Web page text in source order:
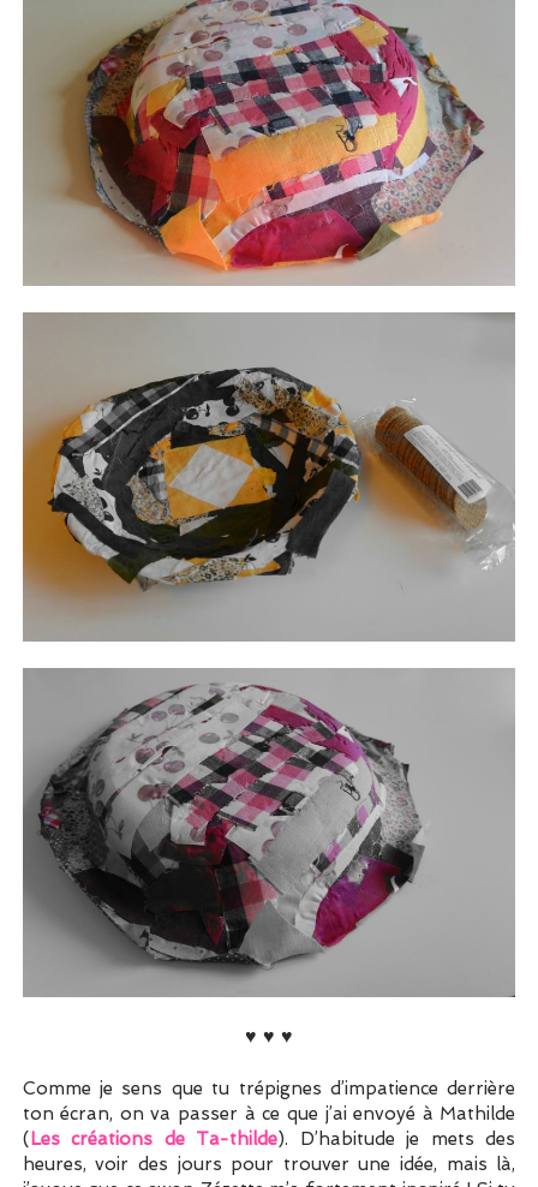
♥ ♥ ♥
Comme je sens que tu trépignes d’impatience derrière
ton écran, on va passer à ce que j’ai envoyé à Mathilde
( Les créations de Ta-thilde). D’habitude je mets des
heures, voir des jours pour trouver une idée, mais là,